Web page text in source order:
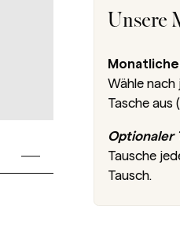
Unsere
Wähle
Tasche aus
Optionaler
Tausche
Tausch.